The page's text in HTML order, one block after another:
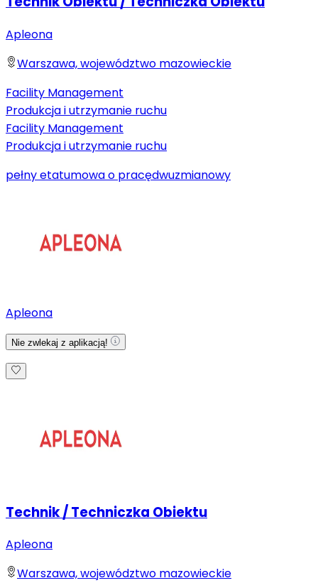
Apleona
Warszawa, województwo mazowieckie
Facility Management
Produkcja i utrzymanie ruchu
Facility Management
Produkcja i utrzymanie ruchu
pełny etatumowa o pracędwuzmianowy
Apleona
Nie zwlekaj z aplikacją!
Technik / Techniczka Obiektu
Apleona
Warszawa, województwo mazowieckie